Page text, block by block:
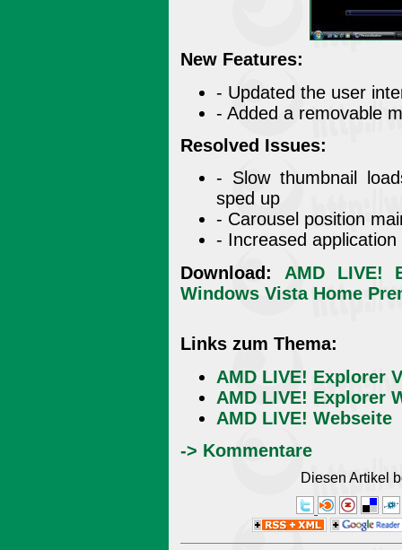
New Features:
- Updated the user
- Added a removable
Resolved Issues:
- Slow thumbnail
sped up
- Carousel position
- Increased application
Download:
AMD LIVE!
Windows Vista Home
Links zum Thema:
AMD LIVE! Explorer
AMD LIVE! Explorer
AMD LIVE! Webseite
-> Kommentare
Diesen Artikel